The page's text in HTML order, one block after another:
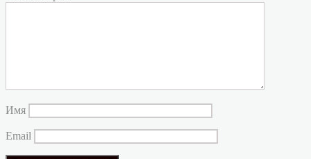
Имя
Email